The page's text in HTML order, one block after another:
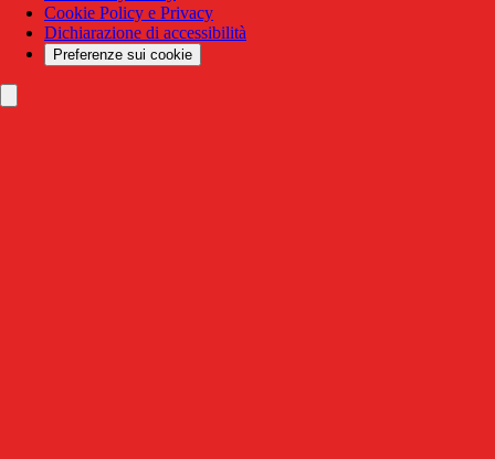
Cookie Policy e Privacy
Dichiarazione di accessibilità
Preferenze sui cookie